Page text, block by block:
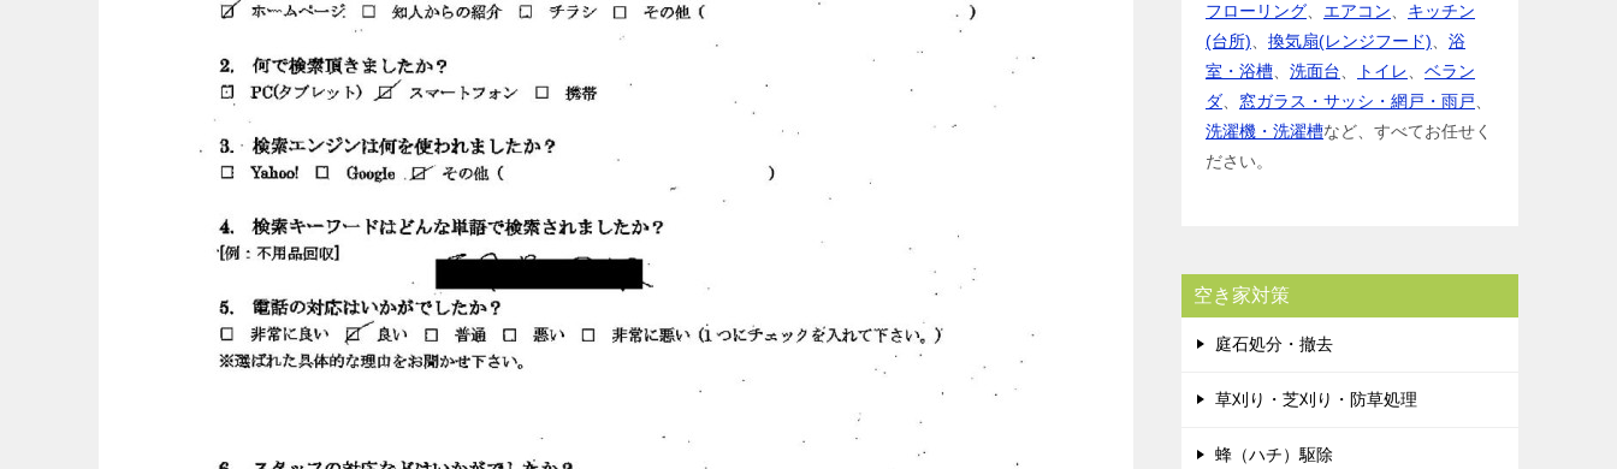
フローリング エアコン
キッチン
(台所)
換気扇(レンジフード)
浴
室・浴槽
洗面台 トイレ
ベラン
ダ
窓ガラス・サッシ・網戸・雨戸
洗濯機・洗濯槽など、すべてお任せく
ださい。
空き家対策
庭石処分・撤去
草刈り・芝刈り・防草処理
蜂（ハチ）駆除